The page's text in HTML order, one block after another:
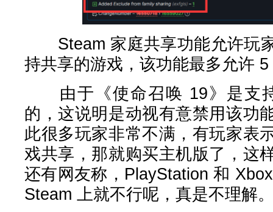
Steam 家庭共享功能允许玩
持共享的游戏，该功能最多允许
由于《使命召唤 19》是支
的，这说明是动视有意禁用该功
此很多玩家非常不满，有玩家表
戏共享，那就购买主机版了，这
还有网友称，PlayStation 和
Steam 上就不行呢，真是不理解